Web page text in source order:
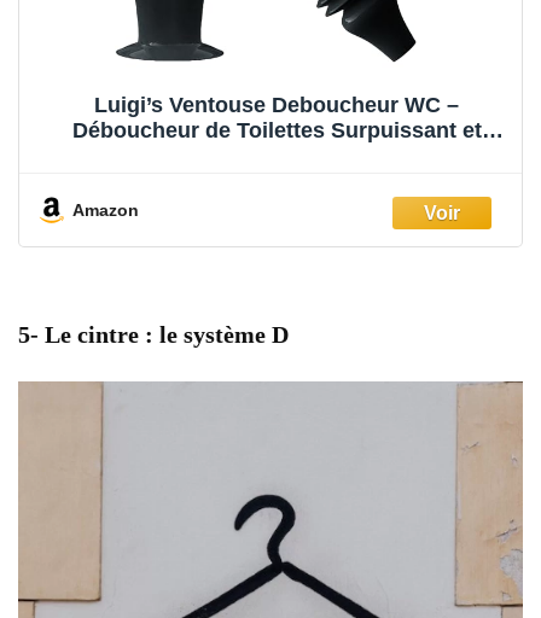
Luigi’s Ventouse Deboucheur WC –
Déboucheur de Toilettes Surpuissant et
Amazon
5- Le cintre : le système D